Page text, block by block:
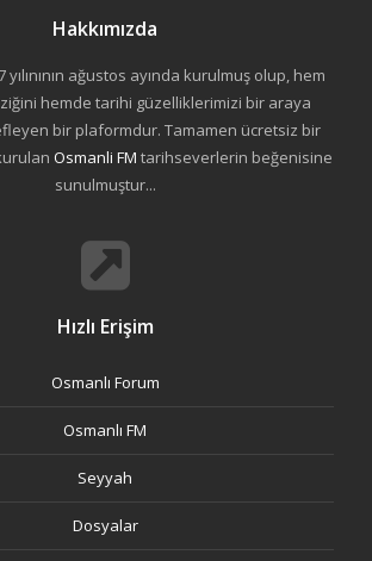
Hakkımızda
yılınının ağustos ayında kurulmuş olup, hem
hemde tarihi güzelliklerimizi bir araya
bir plaformdur. Tamamen ücretsiz bir
Osmanli FM tarihseverlerin beğenisine
sunulmuştur...
Hızlı Erişim
Osmanlı Forum
Osmanlı FM
Seyyah
Dosyalar